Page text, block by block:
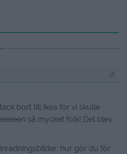
bort till Ikea för vi skulle
så mycket folk! Det blev
hur gör du för